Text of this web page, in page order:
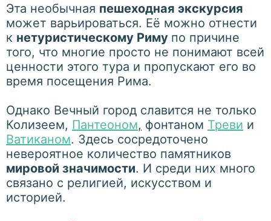
Эта необычная пешеходная экскурсия
может варьироваться. Её можно отнести
к нетуристическому Риму по причине
того, что многие просто не понимают всей
ценности этого тура и пропускают его во
время посещения Рима.
Однако Вечный город славится не только
Колизеем, Пантеоном, фонтаном Треви и
Ватиканом. Здесь сосредоточено
невероятное количество памятников
мировой значимости. И среди них много
связано с религией, искусством и
историей.